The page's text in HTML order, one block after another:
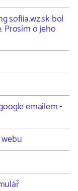
sofiia.wz.sk bol
Prosím o jeho
emailem -